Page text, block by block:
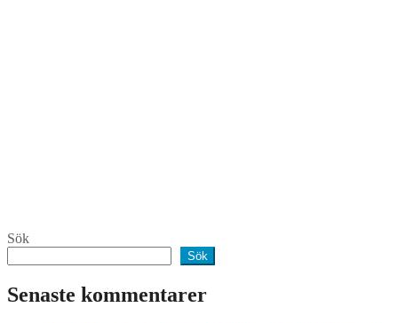
Sök
Sök
Senaste kommentarer